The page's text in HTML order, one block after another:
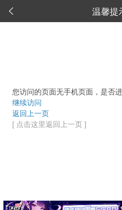
 温馨提
您访问的页面无手机页面，是否
继续访问
返回上一页
[ 点击这里返回上一页 ]